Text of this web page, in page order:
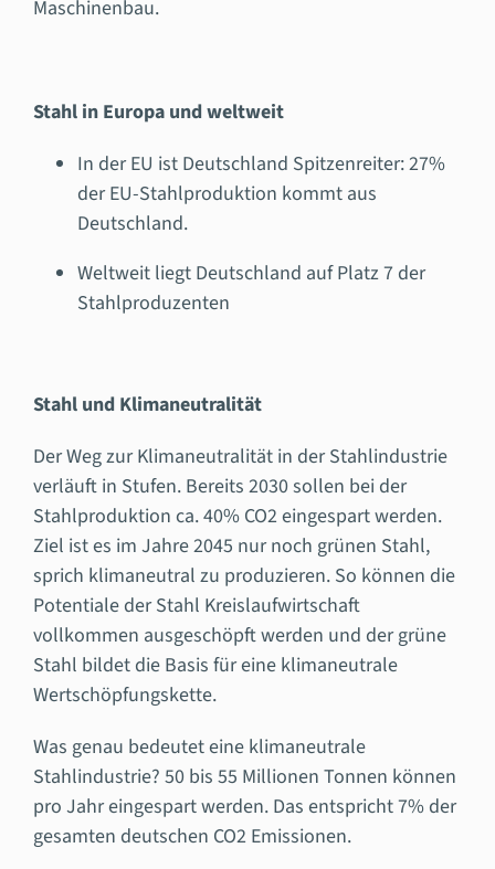
Maschinenbau.
Stahl in Europa und weltweit
In der EU ist Deutschland Spitzenreiter: 27%
der EU-Stahlproduktion kommt aus
Deutschland.
Weltweit liegt Deutschland auf Platz 7 der
Stahlproduzenten
Stahl und Klimaneutralität
Der Weg zur Klimaneutralität in der Stahlindustrie
verläuft in Stufen. Bereits 2030 sollen bei der
Stahlproduktion ca. 40% CO2 eingespart werden.
Ziel ist es im Jahre 2045 nur noch grünen Stahl,
sprich klimaneutral zu produzieren. So können die
Potentiale der Stahl Kreislaufwirtschaft
vollkommen ausgeschöpft werden und der grüne
Stahl bildet die Basis für eine klimaneutrale
Wertschöpfungskette.
Was genau bedeutet eine klimaneutrale
Stahlindustrie? 50 bis 55 Millionen Tonnen können
pro Jahr eingespart werden. Das entspricht 7% der
gesamten deutschen CO2 Emissionen.